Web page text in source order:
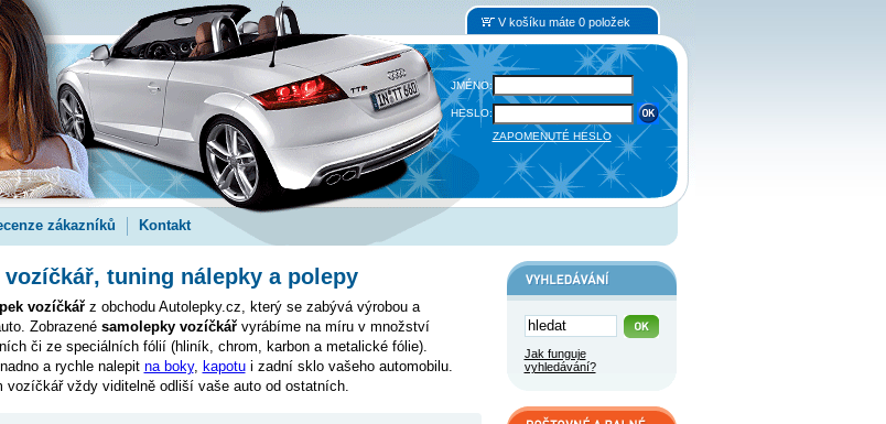
V košíku máte 0 položek
JMÉNO:
HESLO:
ZAPOMENUTÉ HESLO
zákazníků Kontakt
tuning nálepky a polepy
vozíčkářz obchodu Autolepky.cz, který se zabývá výrobou a
Zobrazené samolepky vozíčkářvyrábíme na míru v množství
či ze speciálních fólií (hliník, chrom, karbon a metalické fólie).
a rychle nalepit na boky, kapotui zadní sklo vašeho automobilu.
vozíčkář vždy viditelně odliší vaše auto od ostatních.
Jak funguje
vyhledávání?